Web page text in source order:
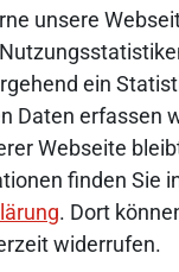
unsere
ein
Daten erfassen
Webseite
finden Sie
. Dort
widerrufen.